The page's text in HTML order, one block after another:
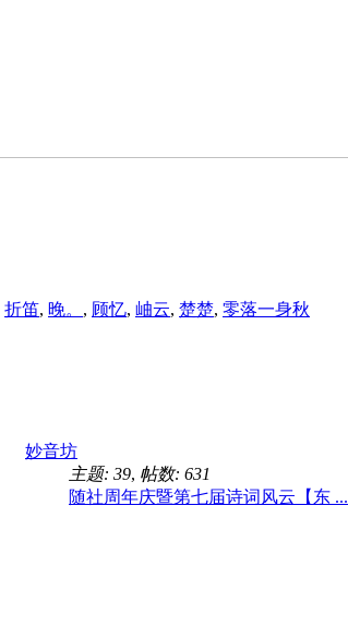
折笛, 晚。 , 顾忆, 岫云, 楚楚, 零落一身秋
妙音坊
主题: 39, 帖数: 631
随社周年庆暨第七届诗词风云【东 ...